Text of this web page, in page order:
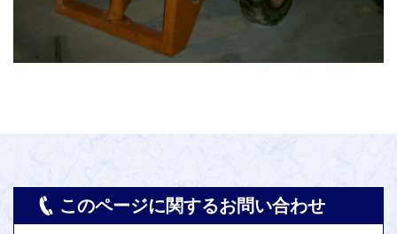
このページに関するお問い合わせ